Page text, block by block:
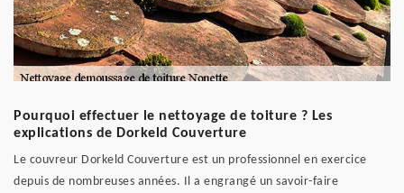
Pourquoi effectuer le nettoyage de toiture ? Les
explications de Dorkeld Couverture
Le couvreur Dorkeld Couverture est un professionnel en exercice
depuis de nombreuses années. Il a engrangé un savoir-faire